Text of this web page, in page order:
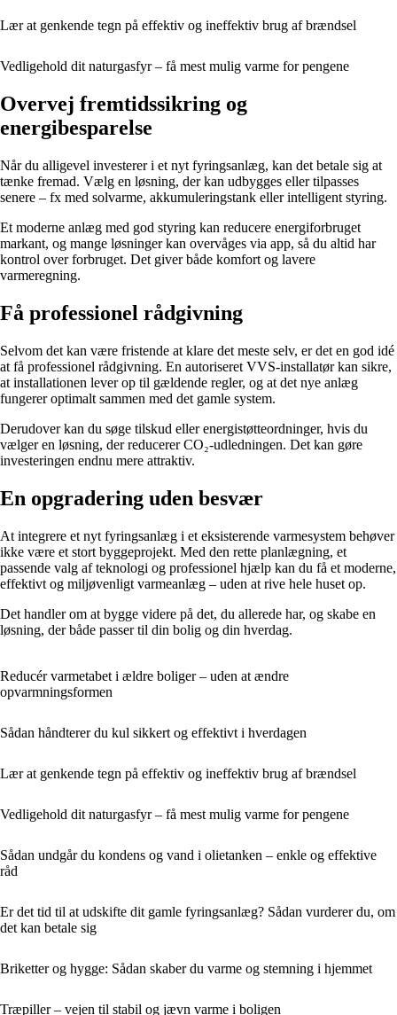
Lær at genkende tegn på effektiv og ineffektiv brug af brændsel
Vedligehold dit naturgasfyr – få mest mulig varme for pengene
Overvej fremtidssikring og
energibesparelse
Når du alligevel investerer i et nyt fyringsanlæg, kan det betale sig at
tænke fremad. Vælg en løsning, der kan udbygges eller tilpasses
senere – fx med solvarme, akkumuleringstank eller intelligent styring.
Et moderne anlæg med god styring kan reducere energiforbruget
markant, og mange løsninger kan overvåges via app, så du altid har
kontrol over forbruget. Det giver både komfort og lavere
varmeregning.
Få professionel rådgivning
Selvom det kan være fristende at klare det meste selv, er det en god idé
at få professionel rådgivning. En autoriseret VVS-installatør kan sikre,
at installationen lever op til gældende regler, og at det nye anlæg
fungerer optimalt sammen med det gamle system.
Derudover kan du søge tilskud eller energistøtteordninger, hvis du
vælger en løsning, der reducerer CO₂-udledningen. Det kan gøre
investeringen endnu mere attraktiv.
En opgradering uden besvær
At integrere et nyt fyringsanlæg i et eksisterende varmesystem behøver
ikke være et stort byggeprojekt. Med den rette planlægning, et
passende valg af teknologi og professionel hjælp kan du få et moderne,
effektivt og miljøvenligt varmeanlæg – uden at rive hele huset op.
Det handler om at bygge videre på det, du allerede har, og skabe en
løsning, der både passer til din bolig og din hverdag.
Reducér varmetabet i ældre boliger – uden at ændre
opvarmningsformen
Sådan håndterer du kul sikkert og effektivt i hverdagen
Lær at genkende tegn på effektiv og ineffektiv brug af brændsel
Vedligehold dit naturgasfyr – få mest mulig varme for pengene
Sådan undgår du kondens og vand i olietanken – enkle og effektive
råd
Er det tid til at udskifte dit gamle fyringsanlæg? Sådan vurderer du, om
det kan betale sig
Briketter og hygge: Sådan skaber du varme og stemning i hjemmet
Træpiller – vejen til stabil og jævn varme i boligen